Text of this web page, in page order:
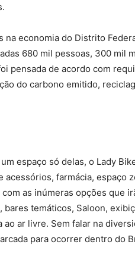
na economia do Distrito
680 mil pessoas, 300 mil
pensada de acordo com
do carbono emitido,
espaço só delas, o Lady
farmácia, espaço
as inúmeras opções que
bares temáticos, Saloon,
ar livre. Sem falar na
para ocorrer dentro do